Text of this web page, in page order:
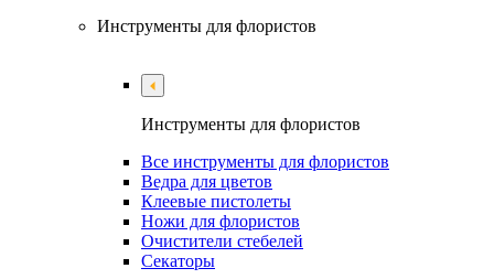
Инструменты для флористов
Инструменты для флористов
Все инструменты для флористов
Ведра для цветов
Клеевые пистолеты
Ножи для флористов
Очистители стебелей
Секаторы